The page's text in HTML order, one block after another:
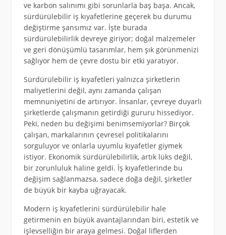
ve karbon salınımı gibi sorunlarla baş başa. Ancak,
sürdürülebilir iş kıyafetlerine geçerek bu durumu
değiştirme şansımız var. İşte burada
sürdürülebilirlik devreye giriyor; doğal malzemeler
ve geri dönüşümlü tasarımlar, hem şık görünmenizi
sağlıyor hem de çevre dostu bir etki yaratıyor.
Sürdürülebilir iş kıyafetleri yalnızca şirketlerin
maliyetlerini değil, aynı zamanda çalışan
memnuniyetini de artırıyor. İnsanlar, çevreye duyarlı
şirketlerde çalışmanın getirdiği gururu hissediyor.
Peki, neden bu değişimi benimsemiyorlar? Birçok
çalışan, markalarının çevresel politikalarını
sorguluyor ve onlarla uyumlu kıyafetler giymek
istiyor. Ekonomik sürdürülebilirlik, artık lüks değil,
bir zorunluluk haline geldi. İş kıyafetlerinde bu
değişim sağlanmazsa, sadece doğa değil, şirketler
de büyük bir kayba uğrayacak.
Modern iş kıyafetlerini sürdürülebilir hale
getirmenin en büyük avantajlarından biri, estetik ve
işlevselliğin bir araya gelmesi. Doğal liflerden